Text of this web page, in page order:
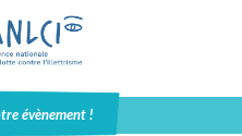
évènement !